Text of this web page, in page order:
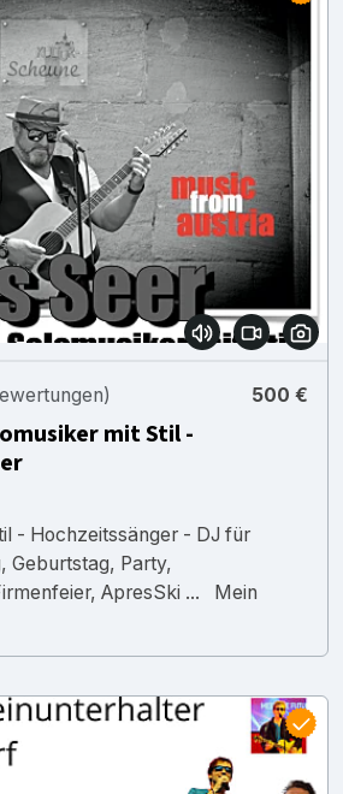
500 €
mit Stil -
- Hochzeitssänger - DJ für
Geburtstag, Party,
ApresSki ... Mein